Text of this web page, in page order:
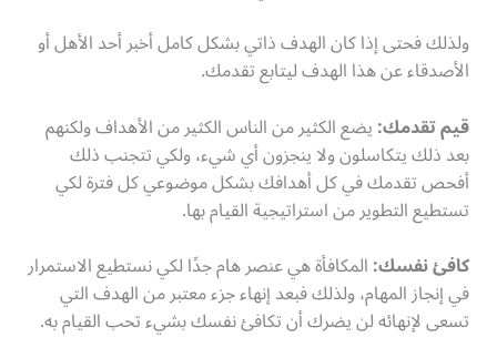
ولذلك فحتى إذا كان الهدف ذاتي بشكل كامل أخبر أحد الأهل أو
الأصدقاء عن هذا الهدف ليتابع تقدمك.
قيم تقدمك:يضع الكثير من الناس الكثير من الأهداف ولكنهم
بعد ذلك يتكاسلون ولا ينجزون أي شيء، ولكي تتجنب ذلك
أفحص تقدمك في كل أهدافك بشكل موضوعي كل فترة لكي
تستطيع التطوير من استراتيجية القيام بها.
كافئ نفسك:المكافأة هي عنصر هام جدًا لكي نستطيع الاستمرار
في إنجاز المهام، ولذلك فبعد إنهاء جزء معتبر من الهدف التي
تسعى لإنهائه لن يضرك أن تكافئ نفسك بشيء تحب القيام به.